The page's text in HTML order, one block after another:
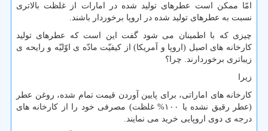
امّا ممکن است عطرهای تولید شده در امارات از غلظت بالاتری
نسبت به عطرهای تولید شده در اروپا برخوردار باشند.
چیزی که با اطمینان می شود گفت این است که عطرهای تولید
کارخانه های اصیل (اروپا و آمریکا) از کیفیّت مادّه ی اوّلیّه و رایحه ی
زیباتری برخوردارند. چرا؟
زیرا
کارخانه های اماراتی، برای پایین آوردن قیمت تمام شده، روغن عطر
(عطر رقیق نشده یا ۱۰۰% غلظت) مصرفی خود را از کارخانه های
درجه ی دوی اروپایی خرید می نمایند.